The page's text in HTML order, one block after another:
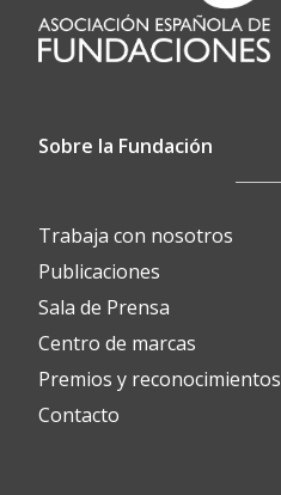
Sobre la Fundación
Trabaja con nosotros
Publicaciones
Sala de Prensa
Centro de marcas
Premios y reconocimientos
Contacto